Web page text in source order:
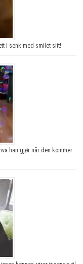
i senk med smilet sitt!
han gjør når den kommer